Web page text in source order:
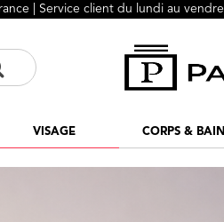
| Service client du lundi au
VISAGE CORPS & BAIN